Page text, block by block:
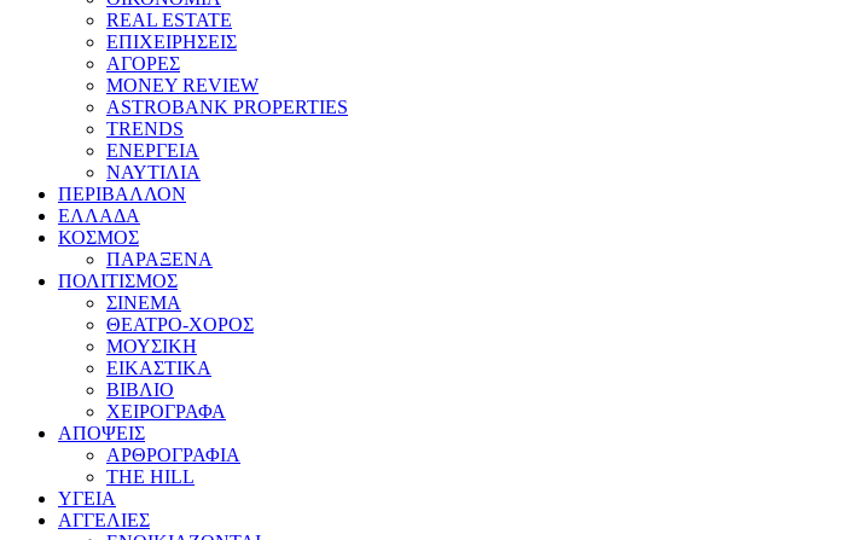
REAL ESTATE
ΕΠΙΧΕΙΡΗΣΕΙΣ
ΑΓΟΡΕΣ
MONEY REVIEW
ASTROBANK PROPERTIES
TRENDS
ΕΝΕΡΓΕΙΑ
ΝΑΥΤΙΛΙΑ
ΠΕΡΙΒΑΛΛΟΝ
ΕΛΛΑΔΑ
ΚΟΣΜΟΣ
ΠΑΡΑΞΕΝΑ
ΠΟΛΙΤΙΣΜΟΣ
ΣΙΝΕΜΑ
ΘΕΑΤΡΟ-ΧΟΡΟΣ
ΜΟΥΣΙΚΗ
ΕΙΚΑΣΤΙΚΑ
ΒΙΒΛΙΟ
ΧΕΙΡΟΓΡΑΦΑ
ΑΠΟΨΕΙΣ
ΑΡΘΡΟΓΡΑΦΙΑ
THE HILL
ΥΓΕΙΑ
ΑΓΓΕΛΙΕΣ